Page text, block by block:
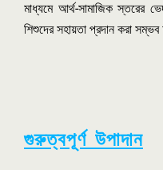
মাধ্যমে আর্থ-সামাজিক স্তরের
শিশুদের সহায়তা প্রদান করা
গুরুত্বপূর্ণ উপাদান